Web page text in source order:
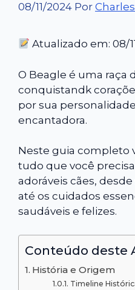
08/11/2024 Por
Atualizado em: 08/
O Beagle é uma raça
conquistandk
por sua
encantadora.
Neste guia completo
tudo que você
adoráveis cães,
até os cuidados
saudáveis e felizes.
Conteúdo deste
História e Origem
Timeline